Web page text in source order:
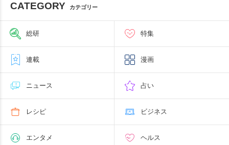
CATEGORY カテゴリー
総研 特集
連載 漫画
ニュース 占い
レシピ ビジネス
エンタメ ヘルス